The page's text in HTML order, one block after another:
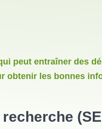
peut entraîner des
obtenir les bonnes